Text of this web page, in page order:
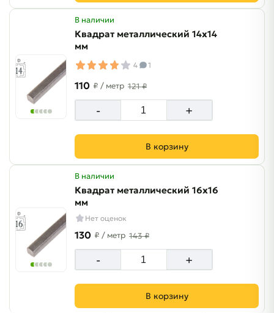
В наличии
Квадрат металлический 14х14
мм
4 1
110 ₽ / метр 121 ₽
- +
В корзину
В наличии
Квадрат металлический 16х16
мм
Нет оценок
130 ₽ / метр 143 ₽
- +
В корзину